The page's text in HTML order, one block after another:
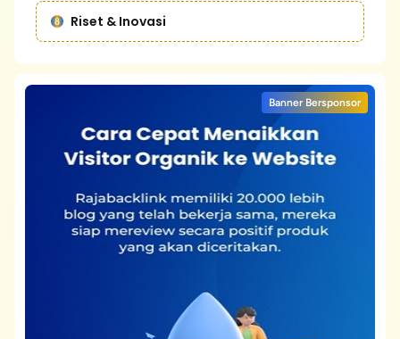
Riset & Inovasi
Banner Bersponsor